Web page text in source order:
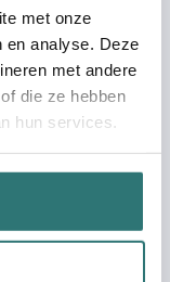
met onze
en analyse. Deze
met andere
die ze hebben
hun services.